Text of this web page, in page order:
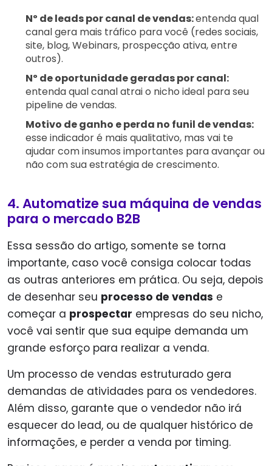
Nº de leads por canal de vendas:entenda qual
canal gera mais tráfico para você (redes sociais,
site, blog, Webinars, prospecção ativa, entre
outros).
Nº de oportunidade geradas por canal:
entenda qual canal atrai o nicho ideal para seu
pipeline de vendas.
Motivo de ganho e perda no funil de vendas:
esse indicador é mais qualitativo, mas vai te
ajudar com insumos importantes para avançar ou
não com sua estratégia de crescimento.
4. Automatize sua máquina de vendas
para o mercado B2B
Essa sessão do artigo, somente se torna
importante, caso você consiga colocar todas
as outras anteriores em prática. Ou seja, depois
de desenhar seu processo de vendas e
começar a prospectar empresas do seu nicho,
você vai sentir que sua equipe demanda um
grande esforço para realizar a venda.
Um processo de vendas estruturado gera
demandas de atividades para os vendedores.
Além disso, garante que o vendedor não irá
esquecer do lead, ou de qualquer histórico de
informações, e perder a venda por timing.